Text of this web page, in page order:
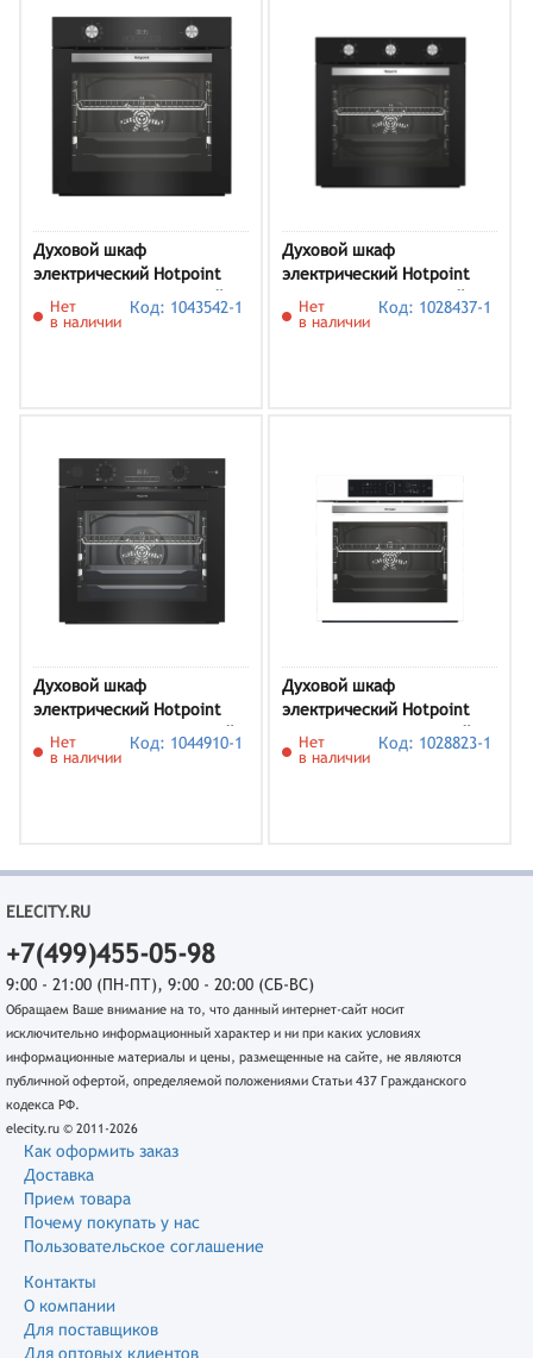
Духовой шкаф
электрический Hotpoint
FE8 831 JSH BLG, черный
Нет
в наличии
Код: 1043542-1
Духовой шкаф
электрический Hotpoint
HETF 614 JH BL, черный
Нет
в наличии
Код: 1028437-1
Духовой шкаф
электрический Hotpoint
FE8 S832 DSH BLG, черный
Нет
в наличии
Код: 1044910-1
Духовой шкаф
электрический Hotpoint
FE8 1351 SH WHG, белый
Нет
в наличии
Код: 1028823-1
ELECITY.RU
+7(499)455-05-98
9:00 - 21:00 (ПН-ПТ), 9:00 - 20:00 (СБ-ВС)
Обращаем Ваше внимание на то, что данный интернет-сайт носит
исключительно информационный характер и ни при каких условиях
информационные материалы и цены, размещенные на сайте, не являются
публичной офертой, определяемой положениями Статьи 437 Гражданского
кодекса РФ.
elecity.ru © 2011-2026
Как оформить заказ
Доставка
Прием товара
Почему покупать у нас
Пользовательское соглашение
Контакты
О компании
Для поставщиков
Для оптовых клиентов